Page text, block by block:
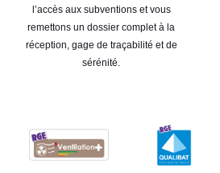
l’accès aux subventions et vous
remettons un dossier complet à la
réception, gage de traçabilité et de
sérénité.